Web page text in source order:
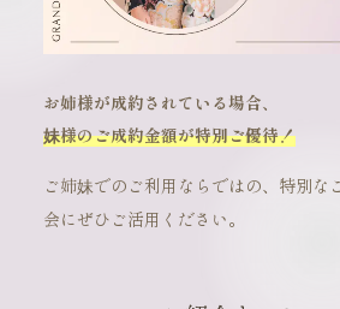
お姉様が成約されている場合、
妹様のご成約金額が特別ご優待！
ご姉妹でのご利用ならではの、特別な
会にぜひご活用ください。